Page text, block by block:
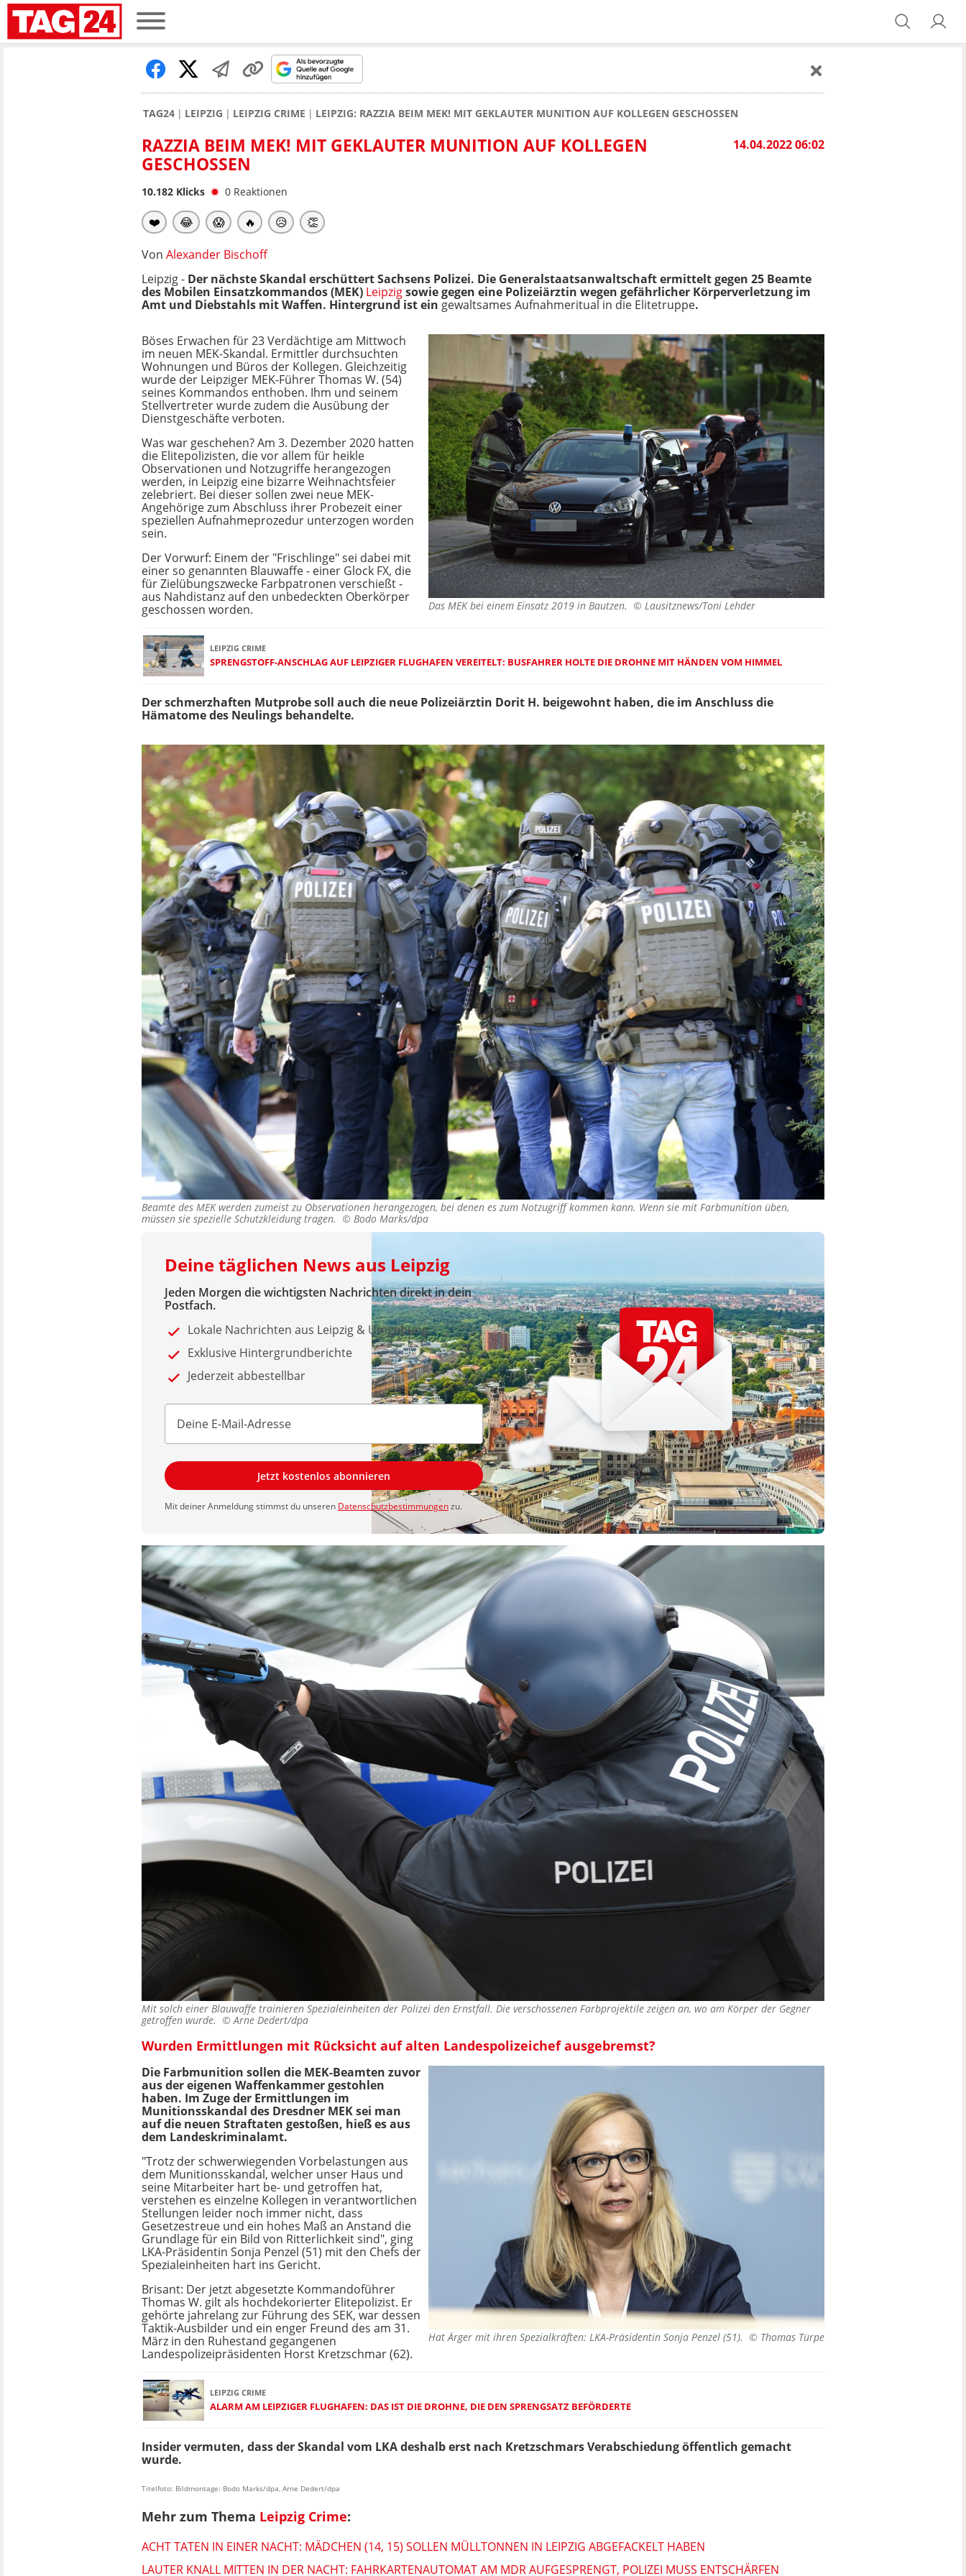
TAG24 LEIPZIG LEIPZIG CRIME LEIPZIG: RAZZIA BEIM MEK! MIT GEKLAUTER MUNITION AUF KOLLEGEN GESCHOSSEN
14.04.2022 06:02
RAZZIA BEIM MEK! MIT GEKLAUTER MUNITION AUF KOLLEGEN
GESCHOSSEN
10.182 Klicks 0 Reaktionen
❤️ 😂 😱 🔥 😥 👏
Von Alexander Bischoff
Leipzig - Der nächste Skandal erschüttert Sachsens Polizei. Die Generalstaatsanwaltschaft ermittelt gegen 25 Beamte
des Mobilen Einsatzkommandos (MEK) Leipzigsowie gegen eine Polizeiärztin wegen gefährlicher Körperverletzung im
Amt und Diebstahls mit Waffen. Hintergrund ist ein gewaltsames Aufnahmeritual in die Elitetruppe.
Das MEK bei einem Einsatz 2019 in Bautzen. © Lausitznews/Toni Lehder
Böses Erwachen für 23 Verdächtige am Mittwoch
im neuen MEK-Skandal. Ermittler durchsuchten
Wohnungen und Büros der Kollegen. Gleichzeitig
wurde der Leipziger MEK-Führer Thomas W. (54)
seines Kommandos enthoben. Ihm und seinem
Stellvertreter wurde zudem die Ausübung der
Dienstgeschäfte verboten.
Was war geschehen? Am 3. Dezember 2020 hatten
die Elitepolizisten, die vor allem für heikle
Observationen und Notzugriffe herangezogen
werden, in Leipzig eine bizarre Weihnachtsfeier
zelebriert. Bei dieser sollen zwei neue MEK-
Angehörige zum Abschluss ihrer Probezeit einer
speziellen Aufnahmeprozedur unterzogen worden
sein.
Der Vorwurf: Einem der "Frischlinge" sei dabei mit
einer so genannten Blauwaffe - einer Glock FX, die
für Zielübungszwecke Farbpatronen verschießt -
aus Nahdistanz auf den unbedeckten Oberkörper
geschossen worden.
LEIPZIG CRIME
SPRENGSTOFF-ANSCHLAG AUF LEIPZIGER FLUGHAFEN VEREITELT: BUSFAHRER HOLTE DIE DROHNE MIT HÄNDEN VOM HIMMEL
Der schmerzhaften Mutprobe soll auch die neue Polizeiärztin Dorit H. beigewohnt haben, die im Anschluss die
Hämatome des Neulings behandelte.
Beamte des MEK werden zumeist zu Observationen herangezogen, bei denen es zum Notzugriff kommen kann. Wenn sie mit Farbmunition üben,
müssen sie spezielle Schutzkleidung tragen. © Bodo Marks/dpa
Deine täglichen News aus Leipzig
Jeden Morgen die wichtigsten Nachrichten direkt in dein
Postfach.
Lokale Nachrichten aus Leipzig & Umgebung
Exklusive Hintergrundberichte
Jederzeit abbestellbar
Jetzt kostenlos abonnieren
Mit deiner Anmeldung stimmst du unseren Datenschutzbestimmungenzu.
Mit solch einer Blauwaffe trainieren Spezialeinheiten der Polizei den Ernstfall. Die verschossenen Farbprojektile zeigen an, wo am Körper der Gegner
getroffen wurde. © Arne Dedert/dpa
Wurden Ermittlungen mit Rücksicht auf alten Landespolizeichef ausgebremst?
Hat Ärger mit ihren Spezialkräften: LKA-Präsidentin Sonja Penzel (51). © Thomas Türpe
Die Farbmunition sollen die MEK-Beamten zuvor
aus der eigenen Waffenkammer gestohlen
haben. Im Zuge der Ermittlungen im
Munitionsskandal des Dresdner MEK sei man
auf die neuen Straftaten gestoßen, hieß es aus
dem Landeskriminalamt.
"Trotz der schwerwiegenden Vorbelastungen aus
dem Munitionsskandal, welcher unser Haus und
seine Mitarbeiter hart be- und getroffen hat,
verstehen es einzelne Kollegen in verantwortlichen
Stellungen leider noch immer nicht, dass
Gesetzestreue und ein hohes Maß an Anstand die
Grundlage für ein Bild von Ritterlichkeit sind", ging
LKA-Präsidentin Sonja Penzel (51) mit den Chefs der
Spezialeinheiten hart ins Gericht.
Brisant: Der jetzt abgesetzte Kommandoführer
Thomas W. gilt als hochdekorierter Elitepolizist. Er
gehörte jahrelang zur Führung des SEK, war dessen
Taktik-Ausbilder und ein enger Freund des am 31.
März in den Ruhestand gegangenen
Landespolizeipräsidenten Horst Kretzschmar (62).
LEIPZIG CRIME
ALARM AM LEIPZIGER FLUGHAFEN: DAS IST DIE DROHNE, DIE DEN SPRENGSATZ BEFÖRDERTE
Insider vermuten, dass der Skandal vom LKA deshalb erst nach Kretzschmars Verabschiedung öffentlich gemacht
wurde.
Titelfoto: Bildmontage: Bodo Marks/dpa, Arne Dedert/dpa
Mehr zum Thema Leipzig Crime:
ACHT TATEN IN EINER NACHT: MÄDCHEN (14, 15) SOLLEN MÜLLTONNEN IN LEIPZIG ABGEFACKELT HABEN
LAUTER KNALL MITTEN IN DER NACHT: FAHRKARTENAUTOMAT AM MDR AUFGESPRENGT, POLIZEI MUSS ENTSCHÄRFEN